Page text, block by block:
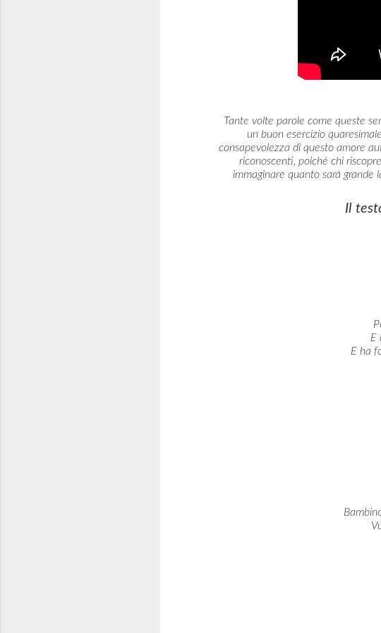
Tante volte parole come queste
un buon esercizio
consapevolezza di questo amore
riconoscenti, poiché chi
immaginare quanto sarà grande
Il
E
E ha